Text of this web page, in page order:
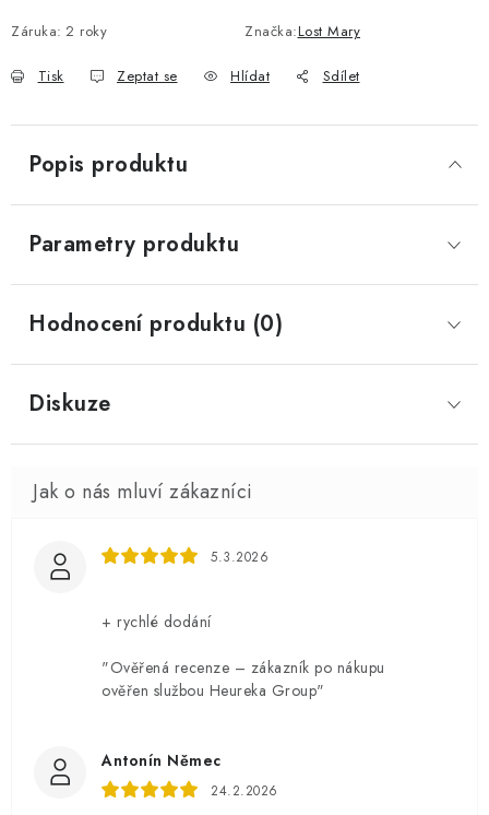
Záruka: 2 roky Značka:Lost Mary
Tisk Zeptat se Hlídat Sdílet
Popis produktu
Parametry produktu
Hodnocení produktu (0)
Diskuze
5.3.2026
+ rychlé dodání
"Ověřená recenze – zákazník po nákupu
ověřen službou Heureka Group"
Antonín Němec
24.2.2026